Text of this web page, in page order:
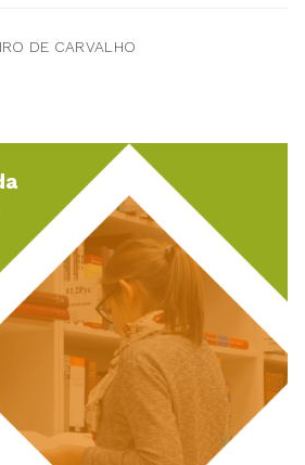
DE CARVALHO